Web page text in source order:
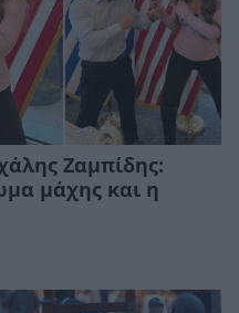
Ζαμπίδης:
μάχης και η